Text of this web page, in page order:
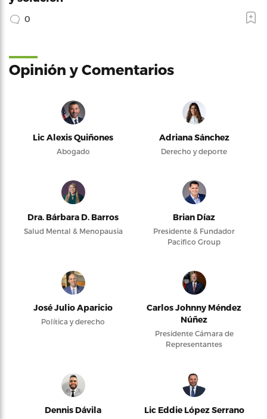
0
Opinión y Comentarios
Lic Alexis Quiñones
Abogado
Adriana Sánchez
Derecho y deporte
Dra. Bárbara D. Barros
Salud Mental & Menopausia
Brian Díaz
Presidente & Fundador
Pacifico Group
José Julio Aparicio
Política y derecho
Carlos Johnny Méndez
Núñez
Presidente Cámara de
Representantes
Dennis Dávila Lic Eddie López Serrano